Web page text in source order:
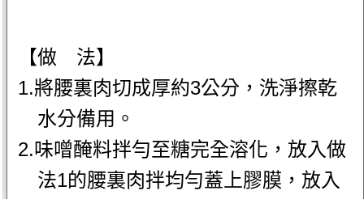
【做 法】
1.將腰裏肉切成厚約3公分，洗淨擦乾
水分備用。
2.味噌醃料拌勻至糖完全溶化，放入做
法1的腰裏肉拌均勻蓋上膠膜，放入